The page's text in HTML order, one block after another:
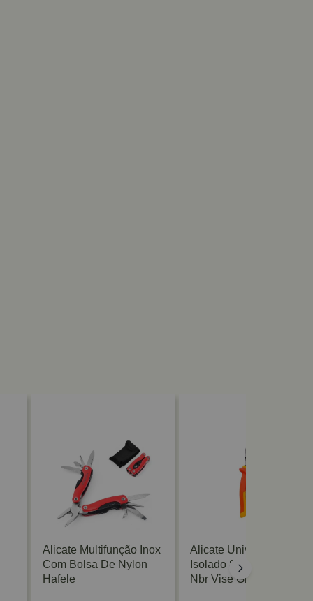
Alicate Multifunção Inox
Com Bolsa De Nylon
Hafele
Alicate Universal
Isolado 8 Polegadas
Nbr Vise Grip Irwin